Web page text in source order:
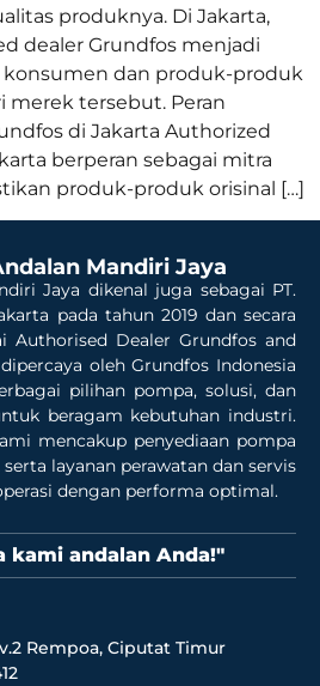
produknya. Di Jakarta,
dealer Grundfos menjadi
konsumen dan produk-produk
merek tersebut. Peran
di Jakarta Authorized
berperan sebagai mitra
produk-produk orisinal […]
Mandiri Jaya
Jaya dikenal juga sebagai PT.
pada tahun 2019 dan secara
Authorised Dealer Grundfos and
oleh Grundfos Indonesia
pilihan pompa, solusi, dan
beragam kebutuhan industri.
mencakup penyediaan pompa
layanan perawatan dan servis
dengan performa optimal.
kami andalan Anda!"
Rempoa, Ciputat Timur